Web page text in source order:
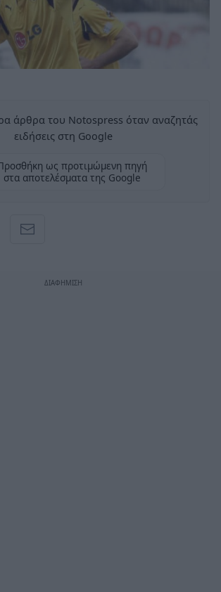
άρθρα του Notospress όταν αναζητάς
ειδήσεις στη Google
ως προτιμώμενη πηγή
στα αποτελέσματα της Google